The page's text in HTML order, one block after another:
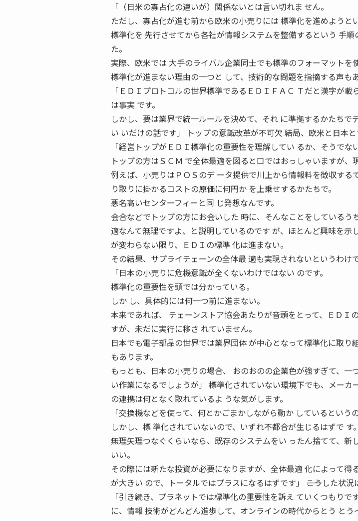
「（日米の寡占化の違いが）関係ないとは言い切れま せん。
ただし、寡占化が進む前から欧米の小売りには 標準化を進めようと
標準化を 先行させてから各社が情報システムを整備するという 手
た。
実際、欧米では 大手のライバル企業同士でも標準のフォーマットを
標準化が進まない理由の一つと して、技術的な問題を指摘する声もあ
「ＥＤＩプロトコルの世界標準であるＥＤＩＦＡＣ Ｔだと漢字が
は事実 です。
しかし、要は業界で統一ルールを決めて、それ に準拠するかたちで
い いだけの話です」 トップの意識改革が不可欠 ――結局、欧米と日本
「経営トップがＥＤＩ標準化の重要性を理解してい るか、そうでな
トップの方はＳＣＭ で全体最適を図ると口ではおっしゃいますが、
例えば、小売りはＰＯＳのデ ータ提供で川上から情報料を徴収す
り取りに掛かるコストの原価に何円か を上乗せするかたちで。
悪名高いセンターフィーと同 じ発想なんです。
会合などでトップの方にお会いした 時に、そんなことをしているう
適なんて無理ですよ、と説明しているのです が、ほとんど興味を示
が変わらない限り、ＥＤＩの標準 化は進まない。
その結果、サプライチェーンの全体最 適も実現されないというわけ
「日本の小売りに危機意識が全くないわけではない のです。
標準化の重要性を頭では分かっている。
しか し、具体的には何一つ前に進まない。
本来であれば、 チェーンストア協会あたりが音頭をとって、ＥＤＩ
すが、未だに実行に移さ れていません。
日本でも電子部品の世界では業界団体 が中心となって標準化に取り
もあります。
もっとも、日本の小売りの場合、 おのおのの企業色が強すぎて、一
い作業になるでしょうが」 ――標準化されていない環境下でも、メー
の連携は何となく取れているよ うな気がします。
「交換機などを使って、何とかごまかしながら動か しているという
しかし、標 準化されていないので、いずれ不都合が生じるはずで す。
無理矢理つなぐくらいなら、既存のシステムをい ったん捨てて、新
いい。
その際には新たな投資が必要になりますが、全体最適 化によって得
が大きい ので、トータルではプラスになるはずです」 ――こうした状況
「引き続き、プラネットでは標準化の重要性を訴え ていくつもりで
に、情報 技術がどんどん進歩して、オンラインの時代からとう と